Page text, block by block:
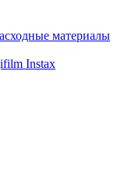
материалы
Instax